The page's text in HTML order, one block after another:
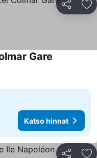
Jaa
Gare
Katso hinnat